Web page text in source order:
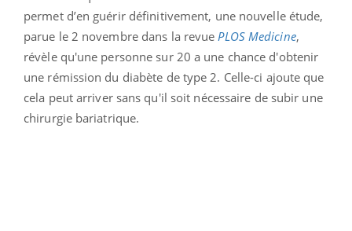
permet d’en guérir définitivement, une nouvelle étude,
parue le 2 novembre dans la revuePLOS Medicine,
révèle qu'une personne sur 20 a une chance d'obtenir
une rémission du diabète de type 2. Celle-ci ajoute que
cela peut arriver sans qu'il soit nécessaire de subir une
chirurgie bariatrique.